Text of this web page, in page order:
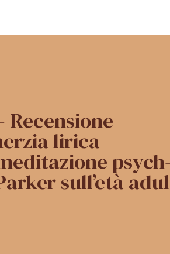
Recensione
lirica
psych-
sull’età